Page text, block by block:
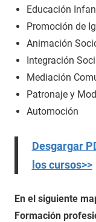
Educación
Promoción de
Animación
Integración
Mediación
Patronaje y
Automoción
Desgargar
los cursos>>
En el siguiente
Formación